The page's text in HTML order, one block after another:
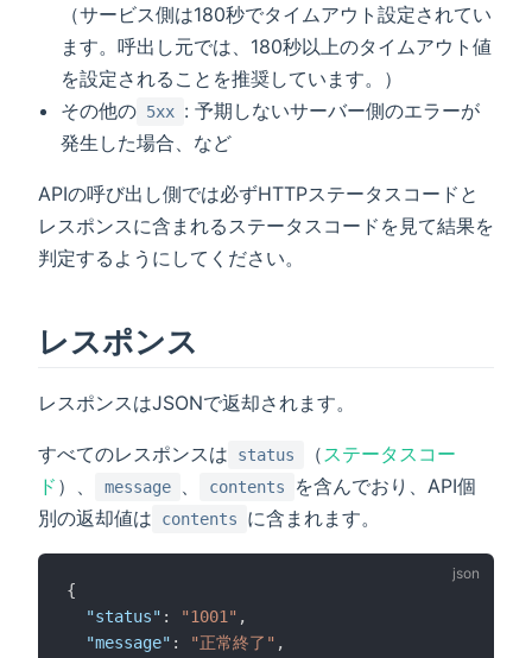
（サービス側は180秒でタイムアウト設定されてい
ます。呼出し元では、180秒以上のタイムアウト値
を設定されることを推奨しています。）
その他の 5xx : 予期しないサーバー側のエラーが
発生した場合、など
APIの呼び出し側では必ずHTTPステータスコードと
レスポンスに含まれるステータスコードを見て結果を
判定するようにしてください。
レスポンス
レスポンスはJSONで返却されます。
すべてのレスポンスは status （ ステータスコー
ド ）、 message contents
を含んでおり、API個
別の返却値は
contents に含まれます。
{
"status" : "1001" ,
"message" : "正常終了" ,